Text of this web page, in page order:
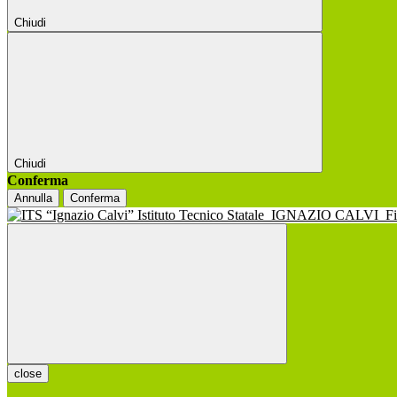
Chiudi
Chiudi
Conferma
Annulla Conferma
Istituto Tecnico Statale IGNAZIO CALVI
close